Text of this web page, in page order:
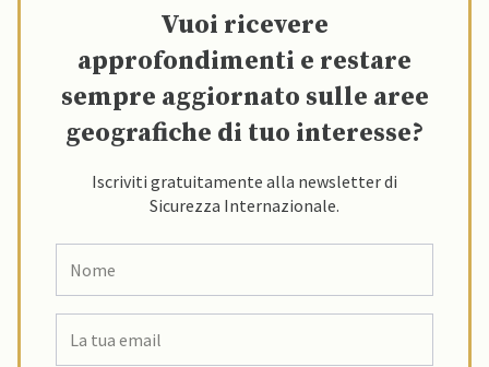
Vuoi ricevere
approfondimenti e restare
sempre aggiornato sulle aree
geografiche di tuo interesse?
Iscriviti gratuitamente alla newsletter di
Sicurezza Internazionale.